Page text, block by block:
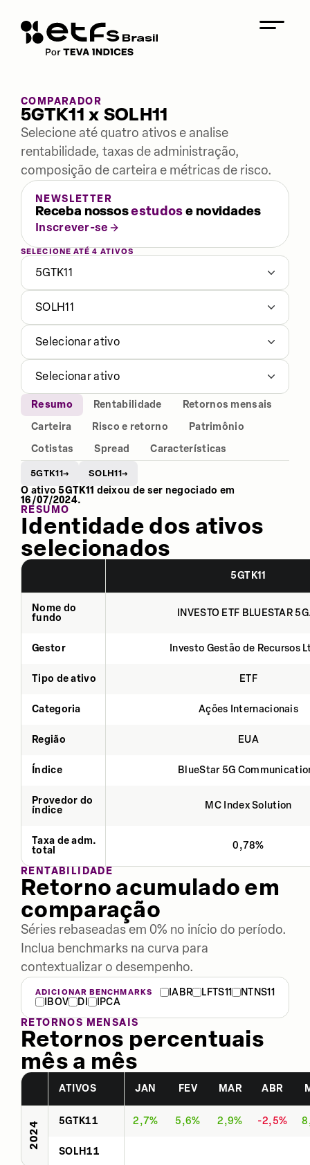
COMPARADOR
5GTK11 x SOLH11
Selecione até quatro ativos e analise
rentabilidade, taxas de administração,
composição de carteira e métricas de risco.
NEWSLETTER
Receba nossosestudose novidades
Inscrever-se
SELECIONE ATÉ 4 ATIVOS
5GTK11
SOLH11
Selecionar ativo
Selecionar ativo
Resumo Rentabilidade
Retornos mensais
Carteira
Risco e retorno
Patrimônio
Cotistas
Spread Características
5GTK11→ SOLH11→
O ativo5GTK11 deixou de ser negociado em
16/07/2024.
RESUMO
Identidade dos ativos
selecionados
5GTK11
Nome do
fundo
INVESTO ETF BLUESTAR
Gestor Investo Gestão de Recursos
Tipo de ativo ETF
Categoria Ações Internacionais
Região EUA
Índice BlueStar 5G
Provedor do
índice
MC Index Solution
Taxa de adm.
total
0,78%
RENTABILIDADE
Retorno acumulado em
comparação
Séries rebaseadas em 0% no início do período.
Inclua benchmarks na curva para
contextualizar o desempenho.
ADICIONAR BENCHMARKS IABR LFTS11
NTNS11
IBOV
DI
IPCA
RETORNOS MENSAIS
Retornos percentuais
mês a mês
ATIVOS JAN FEV MAR ABR
2024 5GTK11 2,7% 5,6% 2,9% -2,5%
SOLH11